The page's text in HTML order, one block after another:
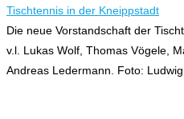
Tischtennis
in
der
Kneippstadt
Die neue Vorstandschaft der
v.l. Lukas Wolf, Thomas Vögele,
Andreas Ledermann. Foto: